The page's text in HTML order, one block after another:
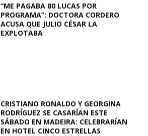
“ME PAGABA 80 LUCAS POR
PROGRAMA”: DOCTORA CORDERO
ACUSA QUE JULIO CÉSAR LA
EXPLOTABA
CRISTIANO RONALDO Y GEORGINA
RODRÍGUEZ SE CASARÍAN ESTE
SÁBADO EN MADEIRA: CELEBRARÍAN
EN HOTEL CINCO ESTRELLAS